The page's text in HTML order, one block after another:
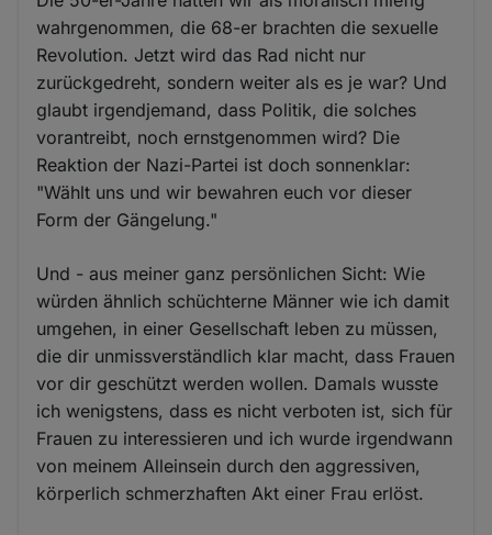
wahrgenommen, die 68-er brachten die sexuelle
Revolution. Jetzt wird das Rad nicht nur
zurückgedreht, sondern weiter als es je war? Und
glaubt irgendjemand, dass Politik, die solches
vorantreibt, noch ernstgenommen wird? Die
Reaktion der Nazi-Partei ist doch sonnenklar:
"Wählt uns und wir bewahren euch vor dieser
Form der Gängelung."
Und - aus meiner ganz persönlichen Sicht: Wie
würden ähnlich schüchterne Männer wie ich damit
umgehen, in einer Gesellschaft leben zu müssen,
die dir unmissverständlich klar macht, dass Frauen
vor dir geschützt werden wollen. Damals wusste
ich wenigstens, dass es nicht verboten ist, sich für
Frauen zu interessieren und ich wurde irgendwann
von meinem Alleinsein durch den aggressiven,
körperlich schmerzhaften Akt einer Frau erlöst.